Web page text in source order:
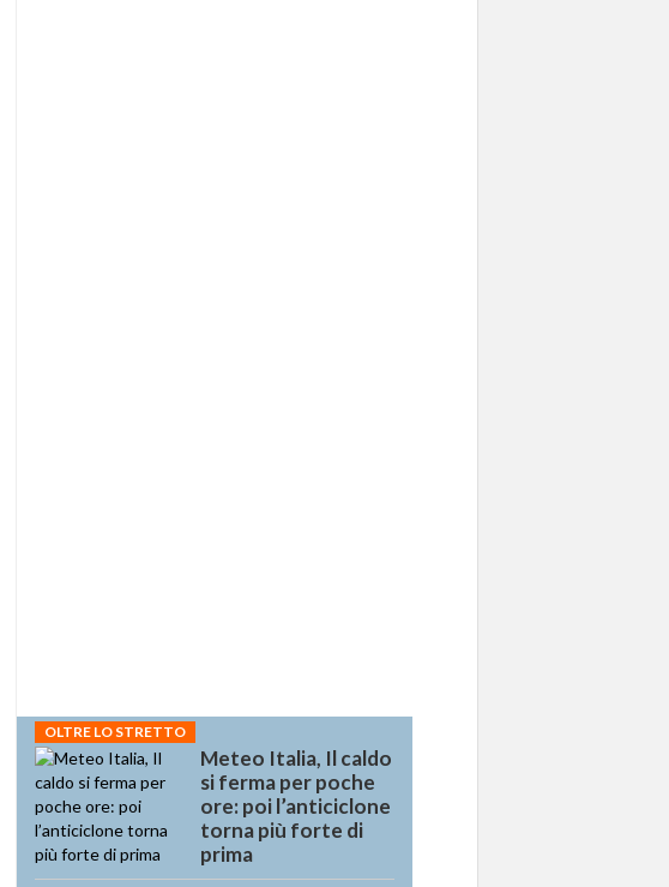
OLTRE LO STRETTO
Meteo Italia, Il caldo
si ferma per poche
ore: poi l’anticiclone
torna più forte di
prima